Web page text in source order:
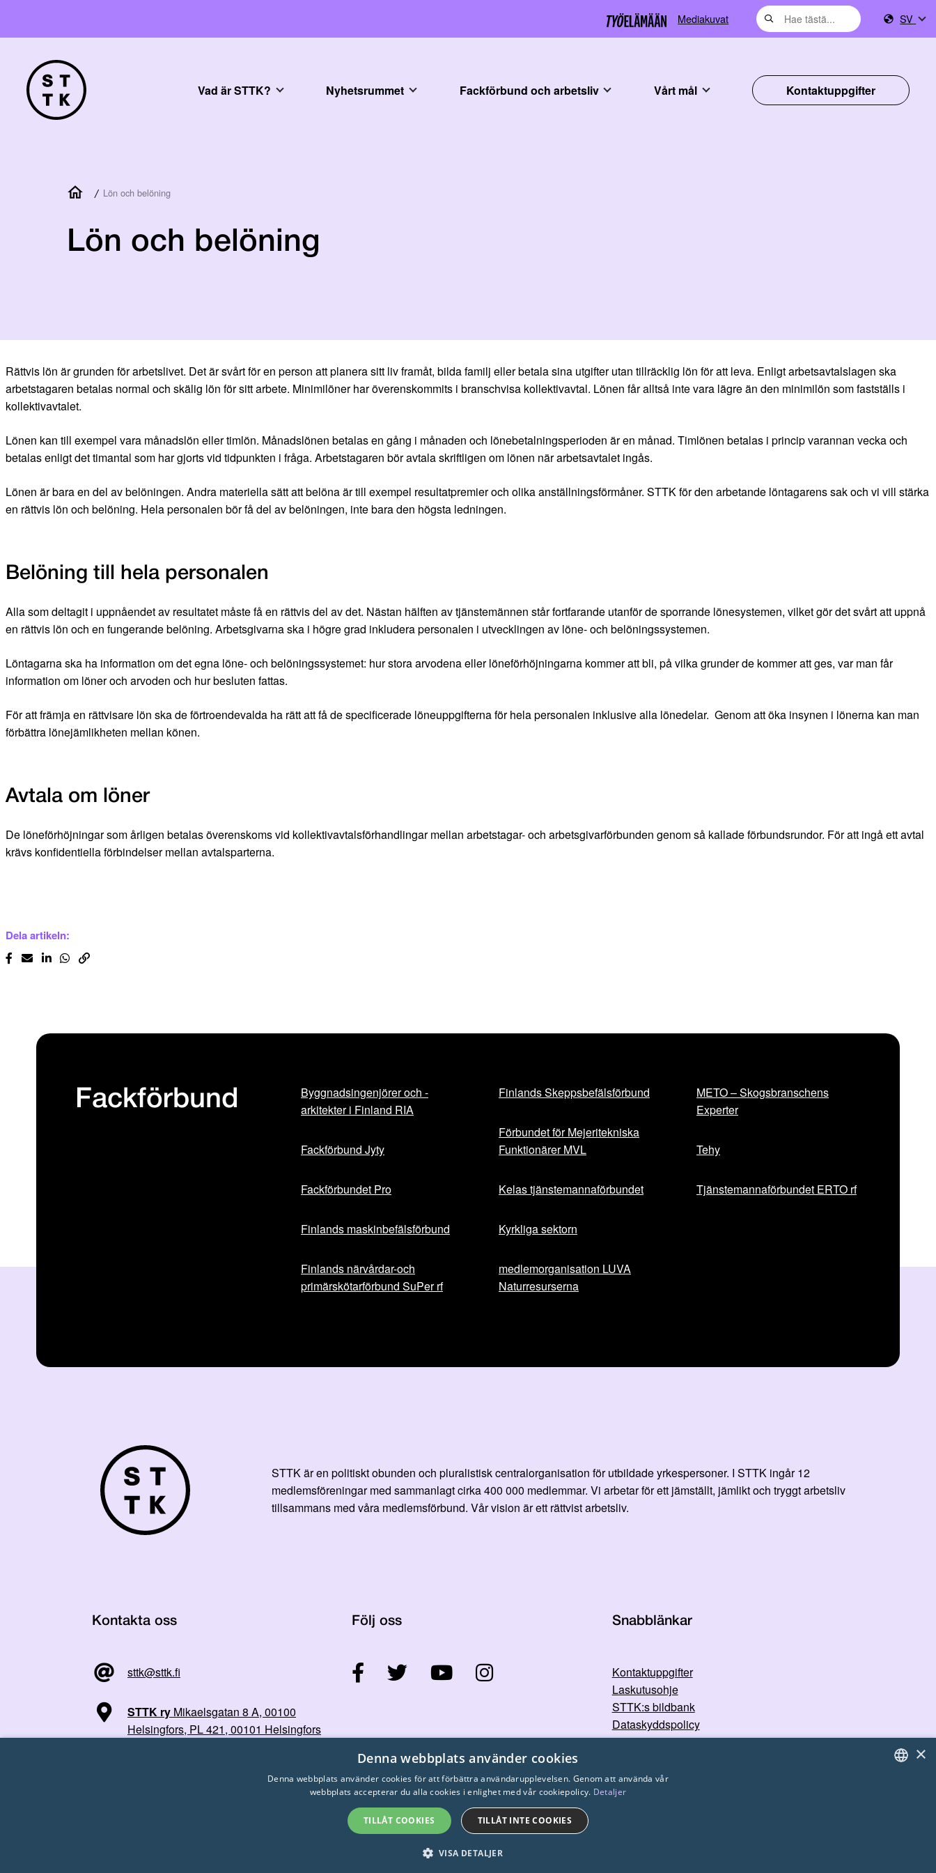
Mediakuvat SV
Vad är STTK? Nyhetsrummet Fackförbund och arbetsliv Vårt mål Kontaktuppgifter
/ Lön och belöning
Lön och belöning
Rättvis lön är grunden för arbetslivet. Det är svårt för en person att planera sitt liv framåt, bilda familj eller betala sina utgifter utan tillräcklig lön för att leva. Enligt arbetsavtalslagen ska
arbetstagaren betalas normal och skälig lön för sitt arbete. Minimilöner har överenskommits i branschvisa kollektivavtal. Lönen får alltså inte vara lägre än den minimilön som fastställs i
kollektivavtalet.
Lönen kan till exempel vara månadslön eller timlön. Månadslönen betalas en gång i månaden och lönebetalningsperioden är en månad. Timlönen betalas i princip varannan vecka och
betalas enligt det timantal som har gjorts vid tidpunkten i fråga. Arbetstagaren bör avtala skriftligen om lönen när arbetsavtalet ingås.
Lönen är bara en del av belöningen. Andra materiella sätt att belöna är till exempel resultatpremier och olika anställningsförmåner. STTK för den arbetande löntagarens sak och vi vill stärka
en rättvis lön och belöning. Hela personalen bör få del av belöningen, inte bara den högsta ledningen.
Belöning till hela personalen
Alla som deltagit i uppnåendet av resultatet måste få en rättvis del av det. Nästan hälften av tjänstemännen står fortfarande utanför de sporrande lönesystemen, vilket gör det svårt att uppnå
en rättvis lön och en fungerande belöning. Arbetsgivarna ska i högre grad inkludera personalen i utvecklingen av löne- och belöningssystemen.
Löntagarna ska ha information om det egna löne- och belöningssystemet: hur stora arvodena eller löneförhöjningarna kommer att bli, på vilka grunder de kommer att ges, var man får
information om löner och arvoden och hur besluten fattas.
För att främja en rättvisare lön ska de förtroendevalda ha rätt att få de specificerade löneuppgifterna för hela personalen inklusive alla lönedelar. Genom att öka insynen i lönerna kan man
förbättra lönejämlikheten mellan könen.
Avtala om löner
De löneförhöjningar som årligen betalas överenskoms vid kollektivavtalsförhandlingar mellan arbetstagar- och arbetsgivarförbunden genom så kallade förbundsrundor. För att ingå ett avtal
krävs konfidentiella förbindelser mellan avtalsparterna.
Dela artikeln:
Fackförbund
Byggnadsingenjörer och -
arkitekter i Finland RIA
Fackförbund Jyty
Fackförbundet Pro
Finlands maskinbefälsförbund
Finlands närvårdar-och
primärskötarförbund SuPer rf
Finlands Skeppsbefälsförbund
Förbundet för Mejeritekniska
Funktionärer MVL
Kelas tjänstemannaförbundet
Kyrkliga sektorn
medlemorganisation LUVA
Naturresurserna
METO – Skogsbranschens
Experter
Tehy
Tjänstemannaförbundet ERTO rf
STTK är en politiskt obunden och pluralistisk centralorganisation för utbildade yrkespersoner. I STTK ingår 12
medlemsföreningar med sammanlagt cirka 400 000 medlemmar. Vi arbetar för ett jämställt, jämlikt och tryggt arbetsliv
tillsammans med våra medlemsförbund. Vår vision är ett rättvist arbetsliv.
Kontakta oss
sttk@sttk.fi
STTK ry Mikaelsgatan 8 A, 00100
Helsingfors, PL 421, 00101 Helsingfors
Följ oss Snabblänkar
Kontaktuppgifter
Laskutusohje
STTK:s bildbank
Dataskyddspolicy
STTK. Made with ❤ by
×
Denna webbplats använder cookies
Denna webbplats använder cookies för att förbättra användarupplevelsen. Genom att använda vår
webbplats accepterar du alla cookies i enlighet med vår cookiepolicy. Detaljer
TILLÅT COOKIES TILLÅT INTE COOKIES
VISA DETALJER